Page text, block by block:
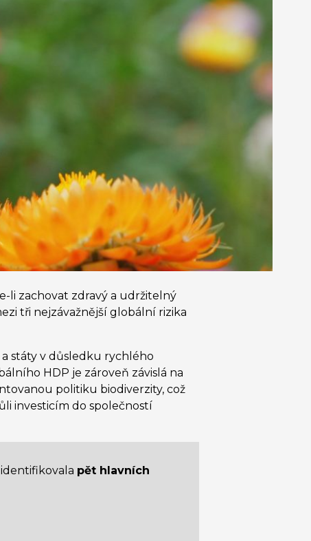
li zachovat zdravý a udržitelný
tři nejzávažnější globální rizika
státy v důsledku rychlého
HDP je zároveň závislá na
politiku biodiverzity, což
investicím do společností
pět hlavních